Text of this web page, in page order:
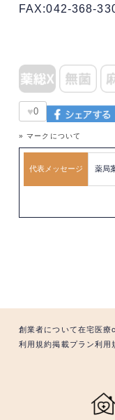
FAX:042-368-
♥0
» マークについて
代表メッセージ 薬局
創業者について在宅医療
利用規約掲載プラン利用